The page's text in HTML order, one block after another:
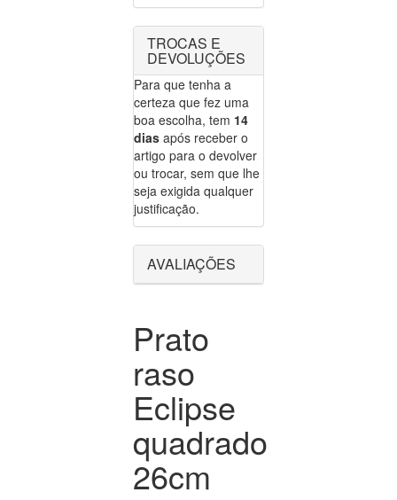
TROCAS E
DEVOLUÇÕES
Para que tenha a
certeza que fez uma
boa escolha, tem 14
dias após receber o
artigo para o devolver
ou trocar, sem que lhe
seja exigida qualquer
justificação.
AVALIAÇÕES
Prato
raso
Eclipse
quadrado
26cm